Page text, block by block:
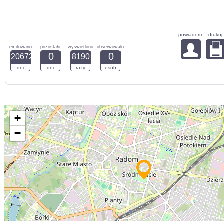
emitowano
20672
dni
pozostało
0
dni
wyswietlono
8190
razy
obserwowało
0
osób
powiadom drukuj
+
−